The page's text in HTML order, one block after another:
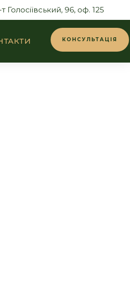
Голосіївський, 96, оф. 125
КОНСУЛЬТАЦІЯ